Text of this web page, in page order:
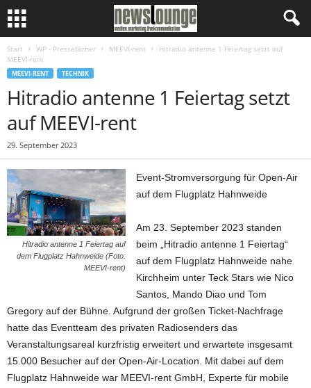
Start WP - Pressefächer MEEVI-rent
Hitradio antenne 1 Feiertag setzt auf
MEEVI-rent
MEEVI-RENT TECHNIK
Hitradio antenne 1 Feiertag setzt
auf MEEVI-rent
29. September 2023
Hitradio antenne 1 Feiertag auf
dem Flugplatz Hahnweide (Foto:
MEEVI-rent)
Event-Stromversorgung für Open-Air
auf dem Flugplatz Hahnweide
Am 23. September 2023 standen
beim „Hitradio antenne 1 Feiertag“
auf dem Flugplatz Hahnweide nahe
Kirchheim unter Teck Stars wie Nico
Santos, Mando Diao und Tom
Gregory auf der Bühne. Aufgrund der großen Ticket-Nachfrage
hatte das Eventteam des privaten Radiosenders das
Veranstaltungsareal kurzfristig erweitert und erwartete insgesamt
15.000 Besucher auf der Open-Air-Location. Mit dabei auf dem
Flugplatz Hahnweide war MEEVI-rent GmbH, Experte für mobile